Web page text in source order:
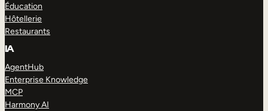
Éducation
Hôtellerie
Restaurants
IA
AgentHub
Enterprise Knowledge
MCP
Harmony AI